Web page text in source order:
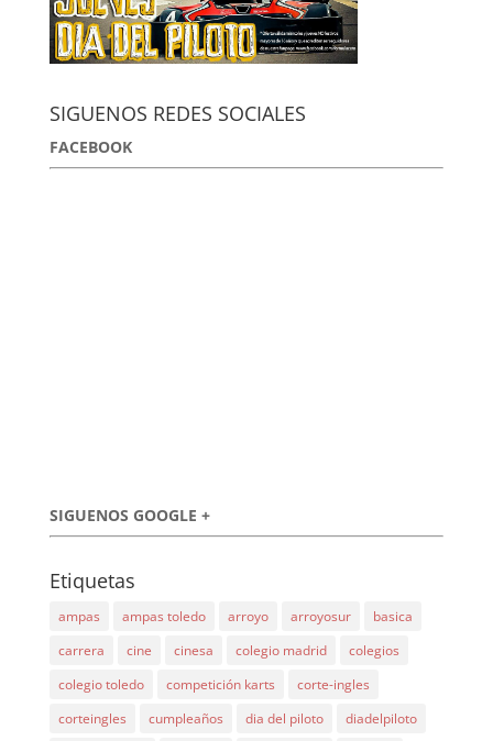
SIGUENOS REDES SOCIALES
FACEBOOK
SIGUENOS GOOGLE +
Etiquetas
ampas ampas toledo arroyo arroyosur
basica
carrera
cine cinesa colegio madrid
colegios
colegio toledo
competición karts
corte-ingles
corteingles
cumpleaños dia del piloto
diadelpiloto